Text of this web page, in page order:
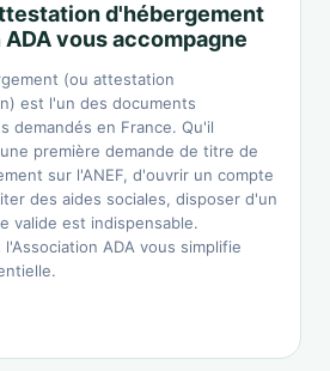
d'hébergement
vous accompagne
(ou attestation
est l'un des documents
demandés en France. Qu'il
première demande de titre de
sur l'ANEF, d'ouvrir un compte
des aides sociales, disposer d'un
valide est indispensable.
ADA vous simplifie